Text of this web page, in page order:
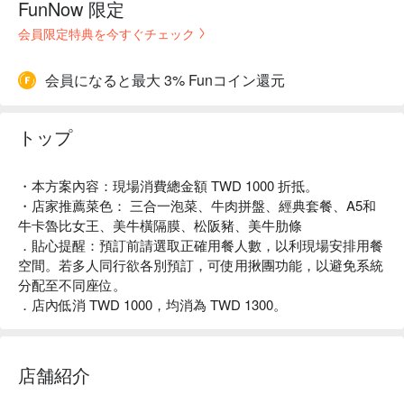
FunNow 限定
会員限定特典を今すぐチェック
会員になると最大 3% Funコイン還元
トップ
・本方案內容：現場消費總金額 TWD 1000 折抵。
・店家推薦菜色： 三合一泡菜、牛肉拼盤、經典套餐、A5和
牛卡魯比女王、美牛橫隔膜、松阪豬、美牛肋條
．貼心提醒：預訂前請選取正確用餐人數，以利現場安排用餐
空間。若多人同行欲各別預訂，可使用揪團功能，以避免系統
分配至不同座位。
．店內低消 TWD 1000，均消為 TWD 1300。
店舗紹介